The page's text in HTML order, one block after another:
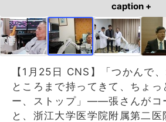
caption +
【1月25日 CNS】「つかんで
ところまで持ってきて、ちょ
ー、ストップ」——張さんがコ
と、浙江大学医学院附属第二